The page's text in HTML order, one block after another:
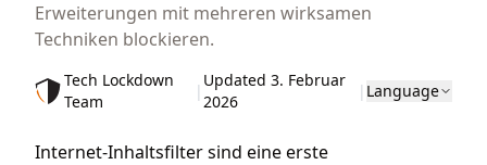
Erweiterungen mit mehreren wirksamen
Techniken blockieren.
Tech Lockdown
Team
|
Updated 3. Februar
2026
| Language
Internet-Inhaltsfilter sind eine erste